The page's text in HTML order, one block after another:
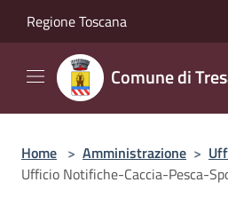
Regione Toscana
Comune di
Home > Amministrazione >
Ufficio Notifiche-Caccia-Pesca-